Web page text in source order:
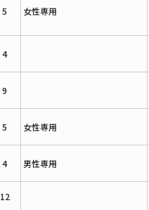
5 女性専用
4
9
5 女性専用
4 男性専用
12